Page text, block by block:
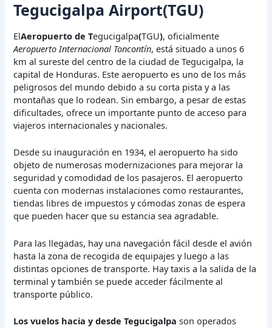
Tegucigalpa Airport(TGU)
ElAeropuerto de Tegucigalpa(TGU), oficialmente
Aeropuerto Internacional Toncontín, está situado a unos 6
km al sureste del centro de la ciudad de Tegucigalpa, la
capital de Honduras. Este aeropuerto es uno de los más
peligrosos del mundo debido a su corta pista y a las
montañas que lo rodean. Sin embargo, a pesar de estas
dificultades, ofrece un importante punto de acceso para
viajeros internacionales y nacionales.
Desde su inauguración en 1934, el aeropuerto ha sido
objeto de numerosas modernizaciones para mejorar la
seguridad y comodidad de los pasajeros. El aeropuerto
cuenta con modernas instalaciones como restaurantes,
tiendas libres de impuestos y cómodas zonas de espera
que pueden hacer que su estancia sea agradable.
Para las llegadas, hay una navegación fácil desde el avión
hasta la zona de recogida de equipajes y luego a las
distintas opciones de transporte. Hay taxis a la salida de la
terminal y también se puede acceder fácilmente al
transporte público.
Los vuelos hacia y desde Tegucigalpa son operados